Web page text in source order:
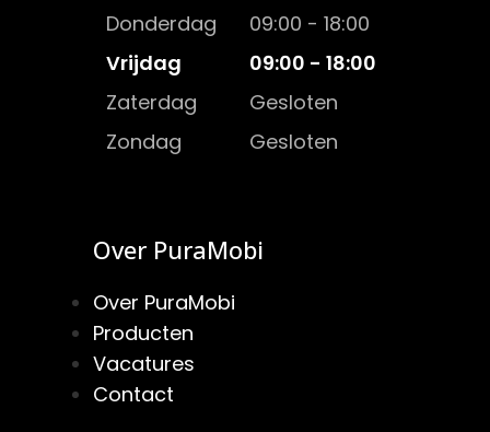
Donderdag
09:00 - 18:00
Vrijdag
09:00 - 18:00
Zaterdag
Gesloten
Zondag
Gesloten
Over PuraMobi
Over PuraMobi
Producten
Vacatures
Contact